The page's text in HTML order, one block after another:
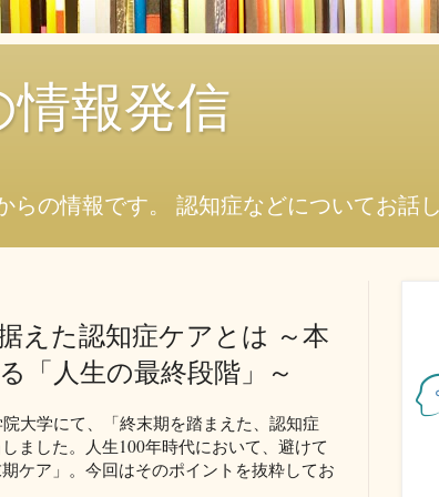
報発信
らの情報です。 認知症などについてお話
えた認知症ケアとは ～本
「人生の最終段階」～
大学にて、「終末期を踏まえた、認知症
ました。人生100年時代において、避けて
ケア」。今回はそのポイントを抜粋してお